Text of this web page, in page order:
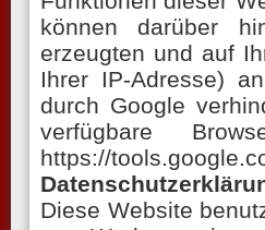
können darüber
erzeugten und auf
Ihrer IP-Adresse)
durch Google
verfügbare
https://
Diese Website